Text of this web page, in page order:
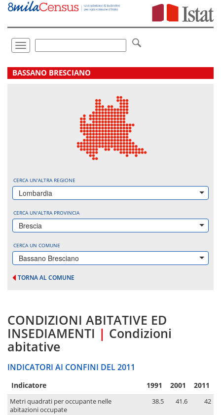
Vai
direttamente
Toggle
navigation
.
BASSANO BRESCIANO
CERCA UN'ALTRA REGIONE
Lombardia
CERCA UN'ALTRA PROVINCIA
Brescia
CERCA UN COMUNE
Bassano Bresciano
TORNA AL COMUNE
CONDIZIONI ABITATIVE ED
INSEDIAMENTI | Condizioni
abitative
INDICATORI AI CONFINI DEL 2011
Indicatore 1991 2001 2011
Metri quadrati per occupante nelle
abitazioni occupate
38.5 41.6 42